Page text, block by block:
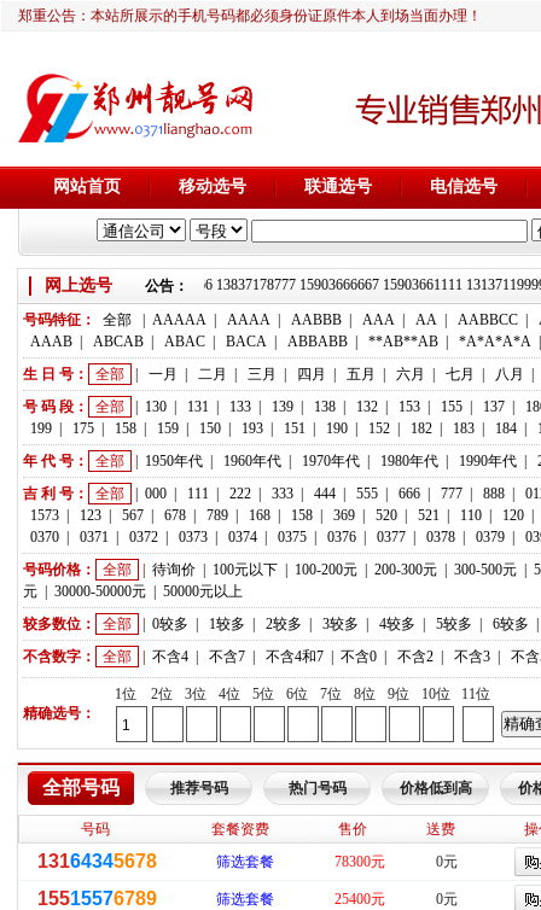
郑重公告：本站所展示的手机号码都必须身份证原件本人到场当面办理！
网站首页 移动选号 联通选号 电信选号
网上选号 公告：
靓号推荐：18236933666 13837178777 15903666667 15903661111
号码特征： 全部 AAAAA AAAA AABBB AAA AA AABBCC
AAAB
ABCAB ABAC BACA ABBABB **AB**AB *A*A*A*A
生 日 号：
全部 一月 二月 三月 四月 五月 六月 七月 八月
号 码 段：
全部 130 131 133 139 138 132 153 155 137
199
175 158 159 150 193 151 190 152 182 183 184
年 代 号：
全部 1950年代 1960年代 1970年代 1980年代 1990年代
吉 利 号：
全部 000 111 222 333 444 555 666 777 888
1573
123 567 678 789 168 158 369 520 521 110 120
0370
0371 0372 0373 0374 0375 0376 0377 0378 0379
号码价格：
全部 待询价 100元以下 100-200元 200-300元 300-500元
元
30000-50000元
50000元以上
较多数位：
全部 0较多 1较多 2较多 3较多 4较多 5较多 6较多
不含数字：
全部 不含4 不含7 不含4和7 不含0 不含2 不含3 不
精确选号：
1位 2位 3位 4位 5位 6位 7位 8位 9位 10位 11位
全部号码 推荐号码 热门号码 价格低到高 价
号码 套餐资费 售价 送费
13164345678 筛选套餐 78300元 0元
15515576789 筛选套餐 25400元 0元